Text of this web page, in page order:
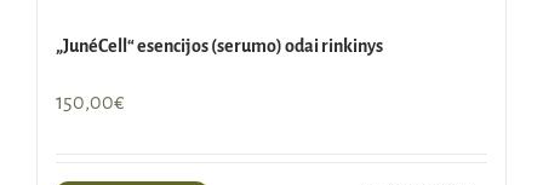
„JunéCell“ esencijos (serumo) odai rinkinys
150,00€